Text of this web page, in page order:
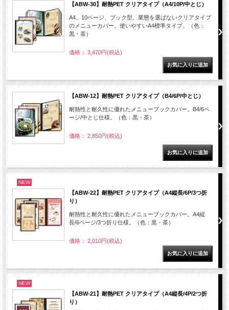
【ABW-30】耐熱PET クリアタイプ（A4/10P/中とじ）
A4、10ページ、ブック型。業態を選ばないクリアタイプ
のメニューカバー。使いやすいA4標準タイプ。（色：
黒・茶）
価格： 3,470円(税込)
【ABW-12】耐熱PET クリアタイプ（B4/6P/中とじ）
耐熱性と耐久性に優れたメニューブックカバー。B4/6ペ
ージ/中とじ仕様。（色：黒・茶）
価格： 2,850円(税込)
NEW
【ABW-22】耐熱PET クリアタイプ（A4縦長/6P/3つ折
り）
耐熱性と耐久性に優れたメニューブックカバー。A4縦
長/6ページ/3つ折り仕様。（色：黒・茶）
価格： 2,010円(税込)
NEW
【ABW-21】耐熱PET クリアタイプ（A4縦長/4P/2つ折
り）